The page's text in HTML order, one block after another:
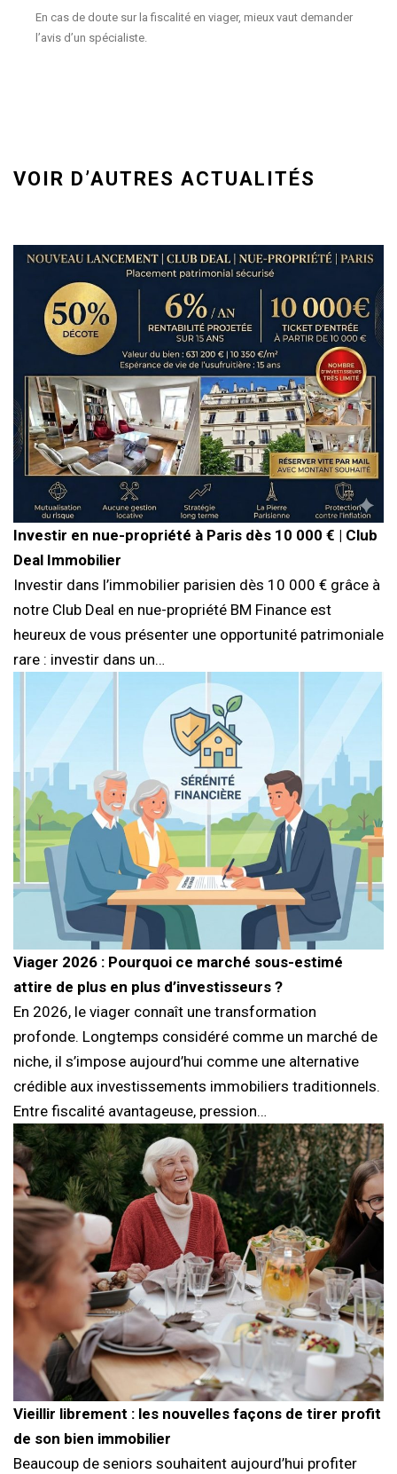
En cas de doute sur la fiscalité en viager, mieux vaut demander
l’avis d’un spécialiste.
VOIR D’AUTRES ACTUALITÉS
Investir en nue-propriété à Paris dès 10 000 € | Club
Deal Immobilier
Investir dans l’immobilier parisien dès 10 000 € grâce à
notre Club Deal en nue-propriété BM Finance est
heureux de vous présenter une opportunité patrimoniale
rare : investir dans un…
Viager 2026 : Pourquoi ce marché sous-estimé
attire de plus en plus d’investisseurs ?
En 2026, le viager connaît une transformation
profonde. Longtemps considéré comme un marché de
niche, il s’impose aujourd’hui comme une alternative
crédible aux investissements immobiliers traditionnels.
Entre fiscalité avantageuse, pression…
Vieillir librement : les nouvelles façons de tirer profit
de son bien immobilier
Beaucoup de seniors souhaitent aujourd’hui profiter